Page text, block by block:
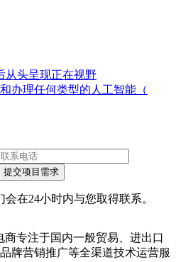
从头呈现正在视野
办理任何类型的人工智能（
在24小时内与您取得联系。
专注于国内一般贸易、进出口
牌营销推广等全渠道技术运营服